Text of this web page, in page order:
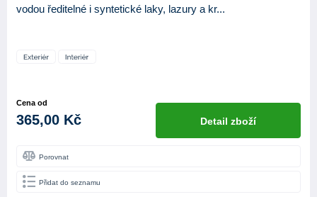
vodou ředitelné i syntetické laky, lazury a kr...
Cena od
365,00 Kč Detail zboží
Porovnat
Přidat do seznamu